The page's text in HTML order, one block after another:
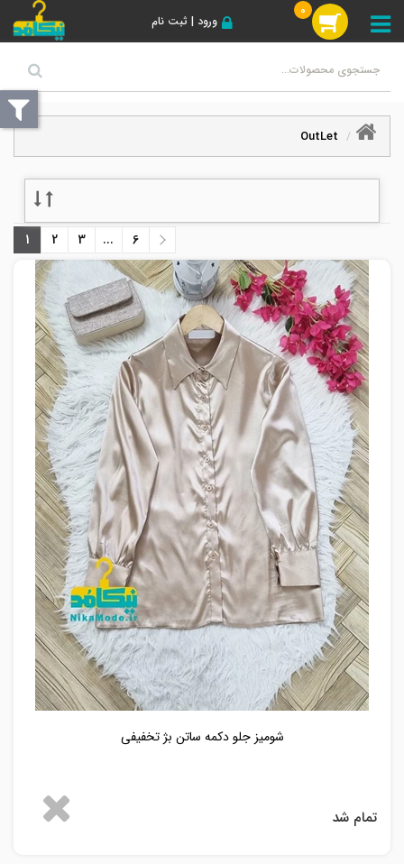
ورود | ثبت نام
0
OutLet
1 2 3 ... 6
شومیز جلو دکمه ساتن بژ تخفیفی
تمام شد